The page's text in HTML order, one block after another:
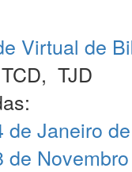
Virtual de
TCD, TJD
de Janeiro
de